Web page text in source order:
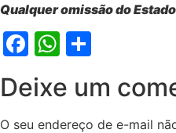
Qualquer omissão do
Facebook
WhatsApp
Deixe um
O seu endereço de e-mail